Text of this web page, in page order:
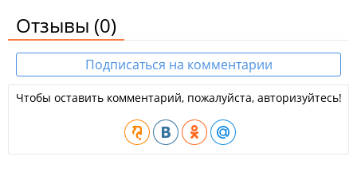
Отзывы (0)
Подписаться на комментарии
Чтобы оставить комментарий, пожалуйста, авторизуйтесь!